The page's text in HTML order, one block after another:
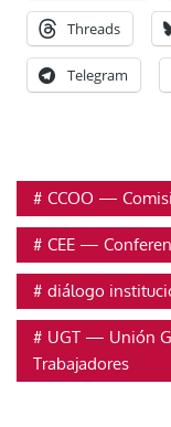
Threads
Telegram
CCOO —
CEE —
diálogo
UGT — Unión
Trabajadores